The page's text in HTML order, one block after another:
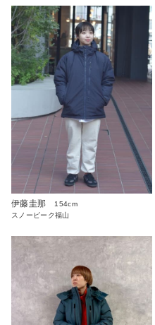
伊藤圭那
154cm
スノーピーク福山